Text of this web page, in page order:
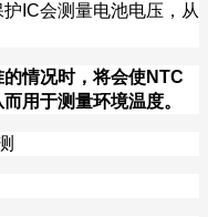
护 IC会测量电池电压，从
情况时，将会使NTC
用于测量环境温度。